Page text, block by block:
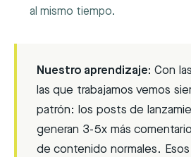
al mismo tiempo.
Nuestro aprendizaje: Con
las que trabajamos vemos
patrón: los posts de
generan 3-5x más
de contenido normales.